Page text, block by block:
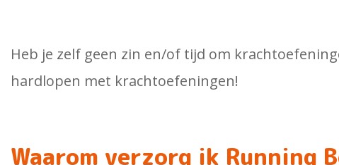
Heb je zelf geen zin en/of tijd om
hardlopen met krachtoefeningen!
Waarom verzorg ik Running